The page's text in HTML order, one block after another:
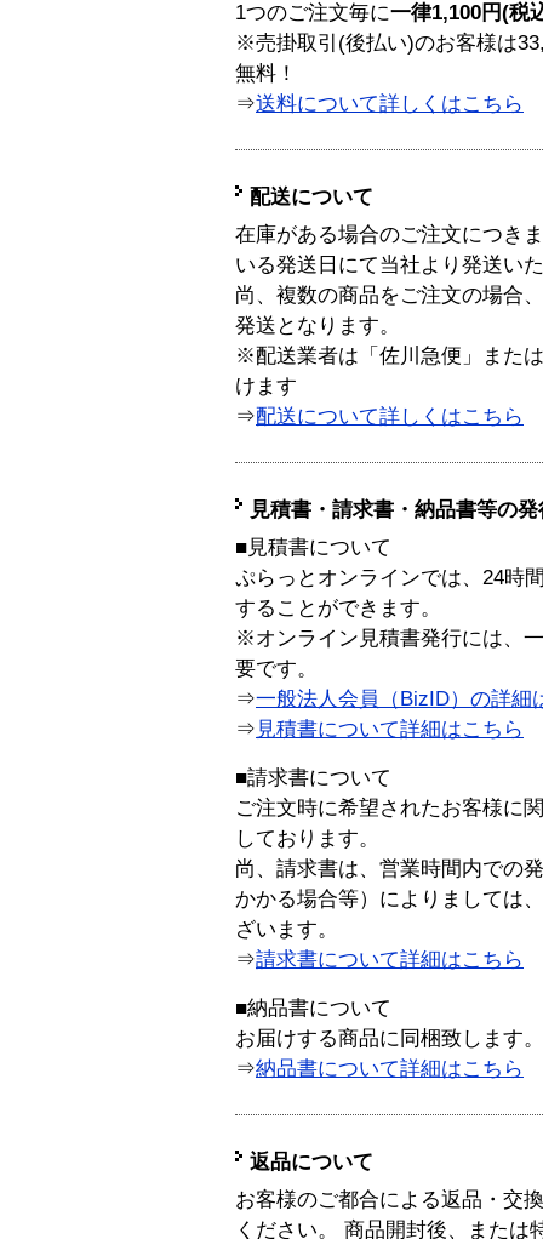
1つのご注文毎に一律1,100円(税
※売掛取引(後払い)のお客様は
無料！
⇒送料について詳しくはこちら
配送について
在庫がある場合のご注文につき
いる発送日にて当社より発送い
尚、複数の商品をご注文の場合
発送となります。
※配送業者は「佐川急便」また
けます
⇒配送について詳しくはこちら
見積書・請求書・納品書等の
■見積書について
ぷらっとオンラインでは、24時
することができます。
※オンライン見積書発行には、
要です。
⇒一般法人会員（BizID）の詳細
⇒ 見積書について詳細はこちら
■請求書について
ご注文時に希望されたお客様に
しております。
尚、請求書は、営業時間内での
かかる場合等）によりましては
ざいます。
⇒請求書について詳細はこちら
■納品書について
お届けする商品に同梱致します。
⇒納品書について詳細はこちら
返品について
お客様のご都合による返品・交
ください。 商品開封後、または